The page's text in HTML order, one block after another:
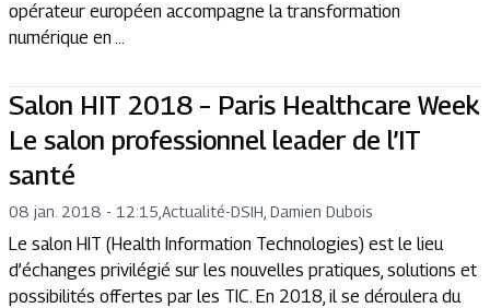
opérateur européen accompagne la transformation
numérique en ...
Salon HIT 2018 – Paris Healthcare Week
Le salon professionnel leader de l’IT
santé
08 jan. 2018 - 12:15 Actualité-DSIH, Damien Dubois
Le salon HIT (Health Information Technologies) est le lieu
d’échanges privilégié sur les nouvelles pratiques, solutions et
possibilités offertes par les TIC. En 2018, il se déroulera du